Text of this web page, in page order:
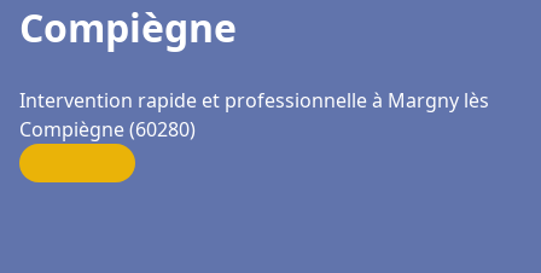
Compiègne
Intervention rapide et professionnelle à Margny lès
Compiègne (60280)